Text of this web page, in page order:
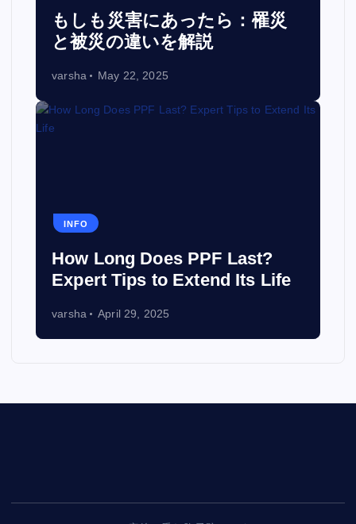
もしも災害にあったら：罹災
と被災の違いを解説
varsha May 22, 2025
INFO
How Long Does PPF Last?
Expert Tips to Extend Its Life
varsha April 29, 2025